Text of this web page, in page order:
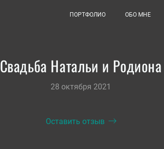
ПОРТФОЛИО ОБО МНЕ
Свадьба Натальи и Родиона
28 октября 2021
Оставить отзыв